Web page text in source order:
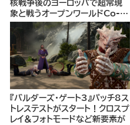
核戦争後のヨーロッパで超常現
象と戦うオープンワールドCo-
opシューター
『バルダーズ・ゲート3』パッチ8ス
トレステストがスタート！クロスプ
レイ＆フォトモードなど新要素が